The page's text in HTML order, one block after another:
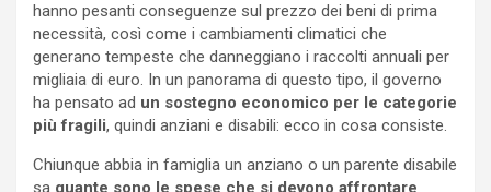
hanno pesanti conseguenze sul prezzo dei beni di prima
necessità, così come i cambiamenti climatici che
generano tempeste che danneggiano i raccolti annuali per
migliaia di euro. In un panorama di questo tipo, il governo
ha pensato ad un sostegno economico per le categorie
più fragili, quindi anziani e disabili: ecco in cosa consiste.
Chiunque abbia in famiglia un anziano o un parente disabile
sa quante sono le spese che si devono affrontare